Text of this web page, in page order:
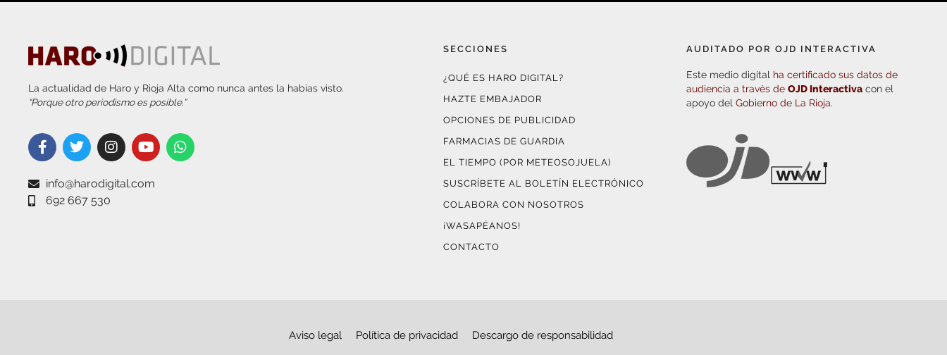
La actualidad de Haro y Rioja Alta como nunca antes la habías visto.
“Porque otro periodismo es posible.”
info@harodigital.com
692 667 530
SECCIONES
¿QUÉ ES HARO DIGITAL?
HAZTE EMBAJADOR
OPCIONES DE PUBLICIDAD
FARMACIAS DE GUARDIA
EL TIEMPO (POR METEOSOJUELA)
SUSCRÍBETE AL BOLETÍN ELECTRÓNICO
COLABORA CON NOSOTROS
¡WASAPÉANOS!
CONTACTO
AUDITADO POR OJD INTERACTIVA
Este medio digital ha certificado sus datos de
audiencia a través deOJD Interactiva con el
apoyo delGobierno de La Rioja.
Aviso legal Política de privacidad Descargo de responsabilidad